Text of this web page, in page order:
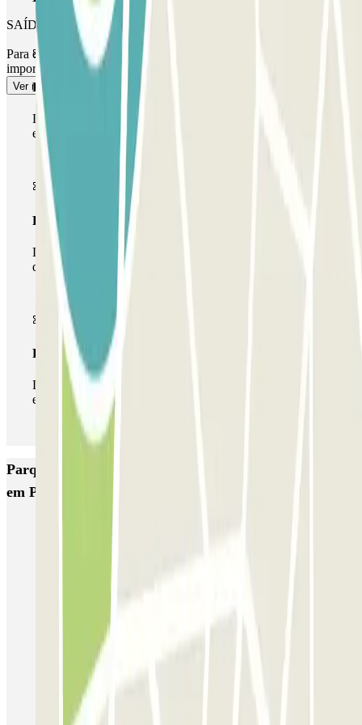
SAÍDA PARA PEÕES
Para o acesso pedonal, consulte a nossa secção "Informações
importantes".
Ver maisPasse simples
Durante a sua estadia, só poderá entrar e sair do parque de
estacionamento uma vez.
Passe multiestacionamento
Durante a sua estadia, pode utilizar toda a rede de parques
de estacionamento deste operador disponível em Parclick.
Passe ilimitado
Durante a sua estadia, pode entrar e sair do parque de
estacionamento as vezes que quiser.
Parques de estacionamento com melhor classificação
em Paris
SAEMES Méditerranée Gare de Lyon
SAEMES Goutte d'Or - Gare du Nord
Bercy - Arena - Gare de Lyon